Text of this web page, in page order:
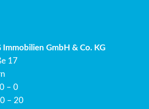
Immobilien GmbH & Co. KG
17
– 0
– 20